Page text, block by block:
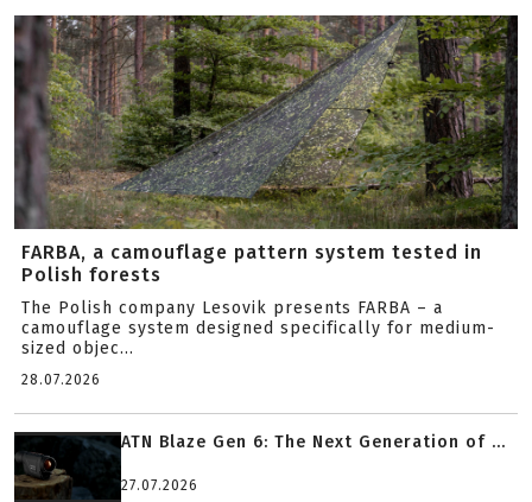
FARBA, a camouflage pattern system tested in
Polish forests
The Polish company Lesovik presents FARBA – a
camouflage system designed specifically for medium-
sized objec...
28.07.2026
ATN Blaze Gen 6: The Next Generation of ...
27.07.2026